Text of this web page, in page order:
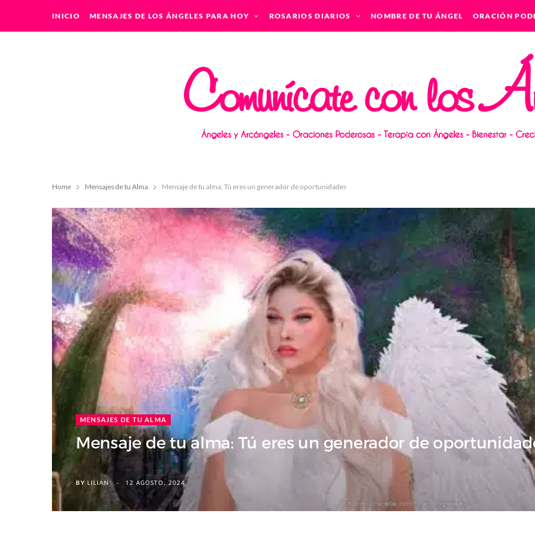
INICIO MENSAJES DE LOS ÁNGELES PARA HOY ROSARIOS DIARIOS NOMBRE DE TU ÁNGEL ORACIÓN
Home Mensajes de tu Alma Mensaje de tu alma: Tú eres un generador de oportunidades
MENSAJES DE TU ALMA
Mensaje de tu alma: Tú eres un generador de
BY LILIAN 12 AGOSTO, 2024